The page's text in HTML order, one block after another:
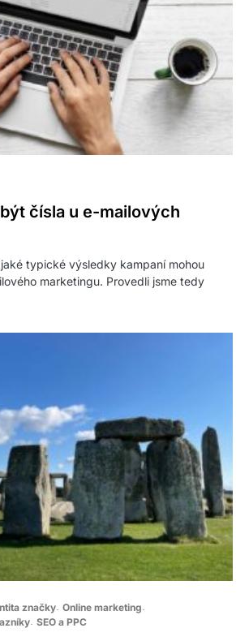
čísla u e-mailových
typické výsledky kampaní mohou
marketingu. Provedli jsme tedy
značky Online marketing
SEO a PPC